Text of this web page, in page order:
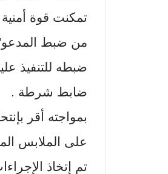
تمكنت قوة
ضبطه للتنفيذ
ضابط شرطة .
بمواجته أقر
على الملابس
تم إتخاذ